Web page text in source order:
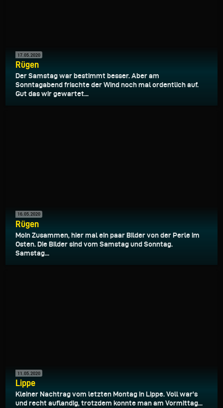
17.05.2020
Rügen
Der Samstag war bestimmt besser. Aber am
Sonntagabend frischte der Wind noch mal ordentlich auf.
Gut das wir gewartet...
16.05.2020
Rügen
Moin Zusammen, hier mal ein paar Bilder von der Perle im
Osten. Die Bilder sind vom Samstag und Sonntag.
Samstag...
11.05.2020
Lippe
Kleiner Nachtrag vom letzten Montag in Lippe. Voll war's
und recht auflandig, trotzdem konnte man am Vormittag...